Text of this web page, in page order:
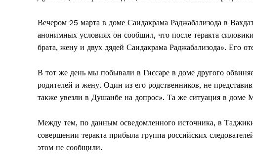
Вечером 25 марта в доме Саидакрама Раджабализода в
анонимных условиях он сообщил, что после теракта
брата, жену и двух дядей Саидакрама Раджабализода». Его
В тот же день мы побывали в Гиссаре в доме другого
родителей и жену. Один из его родственников, не
также увезли в Душанбе на допрос». Та же ситуация в доме
Между тем, по данным осведомленного источника, в
совершении теракта прибыла группа российских
этом не сообщили.